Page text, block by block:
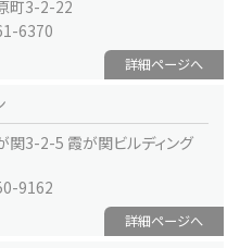
町3-2-22
6370
詳細ページへ
3-2-5 霞が関ビルディング
9162
詳細ページへ